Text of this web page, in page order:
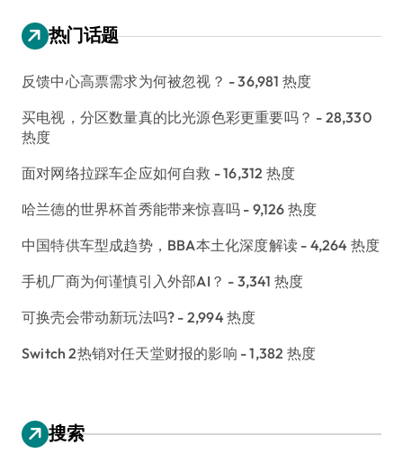
热门话题
反馈中心高票需求为何被忽视？ - 36,981 热度
买电视，分区数量真的比光源色彩更重要吗？ - 28,330
热度
面对网络拉踩车企应如何自救 - 16,312 热度
哈兰德的世界杯首秀能带来惊喜吗 - 9,126 热度
中国特供车型成趋势，BBA本土化深度解读 - 4,264 热度
手机厂商为何谨慎引入外部AI？ - 3,341 热度
可换壳会带动新玩法吗? - 2,994 热度
Switch 2热销对任天堂财报的影响 - 1,382 热度
搜索